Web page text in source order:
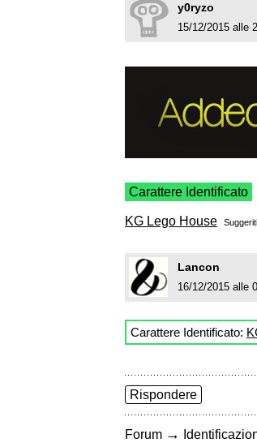
y0ryzo
15/12/2015 alle
Carattere Identificato
KG Lego House
Lancon
16/12/2015 alle
Carattere Identificato:
Rispondere
Forum →